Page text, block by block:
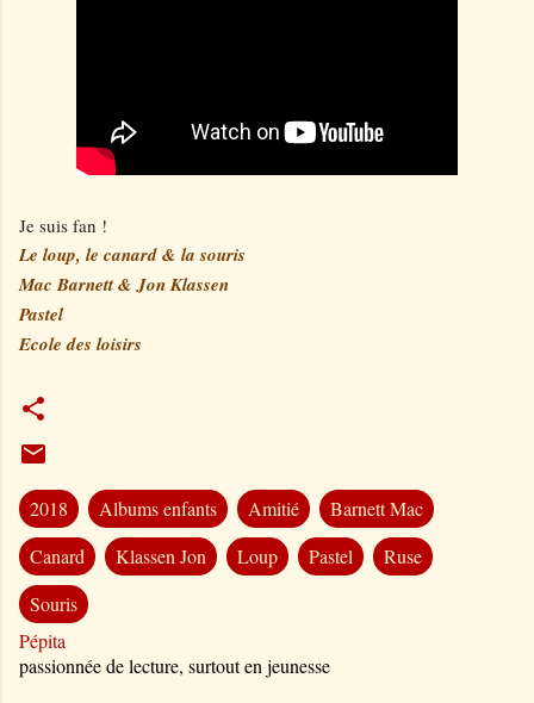
Je suis fan !
Le loup, le canard & la souris
Mac Barnett & Jon Klassen
Pastel
Ecole des loisirs
2018 Albums enfants Amitié
Barnett Mac
Canard
Klassen Jon Loup Pastel
Ruse
Souris
Pépita
passionnée de lecture, surtout en jeunesse